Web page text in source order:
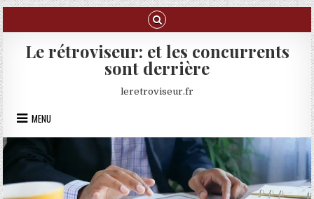
Skip to content
Le rétroviseur: et les concurrents
sont derrière
leretroviseur.fr
MENU